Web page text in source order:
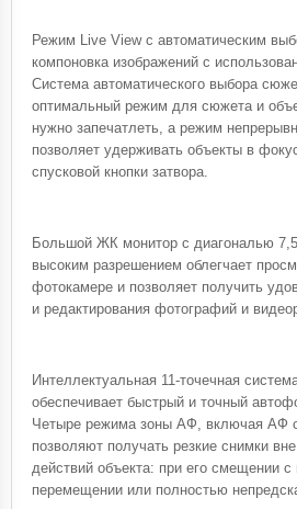
Режим Live View с автоматическим
компоновка изображений с
Система автоматического выбора
оптимальный режим для сюжета и
нужно запечатлеть, а режим
позволяет удерживать объекты в
спусковой кнопки затвора.
Большой ЖК монитор с диагональю
высоким разрешением облегчает
фотокамере и позволяет получить
и редактирования фотографий и
Интеллектуальная 11-точечная
обеспечивает быстрый и точный
Четыре режима зоны АФ, включая АФ
позволяют получать резкие снимки
действий объекта: при его смещении с
перемещении или полностью